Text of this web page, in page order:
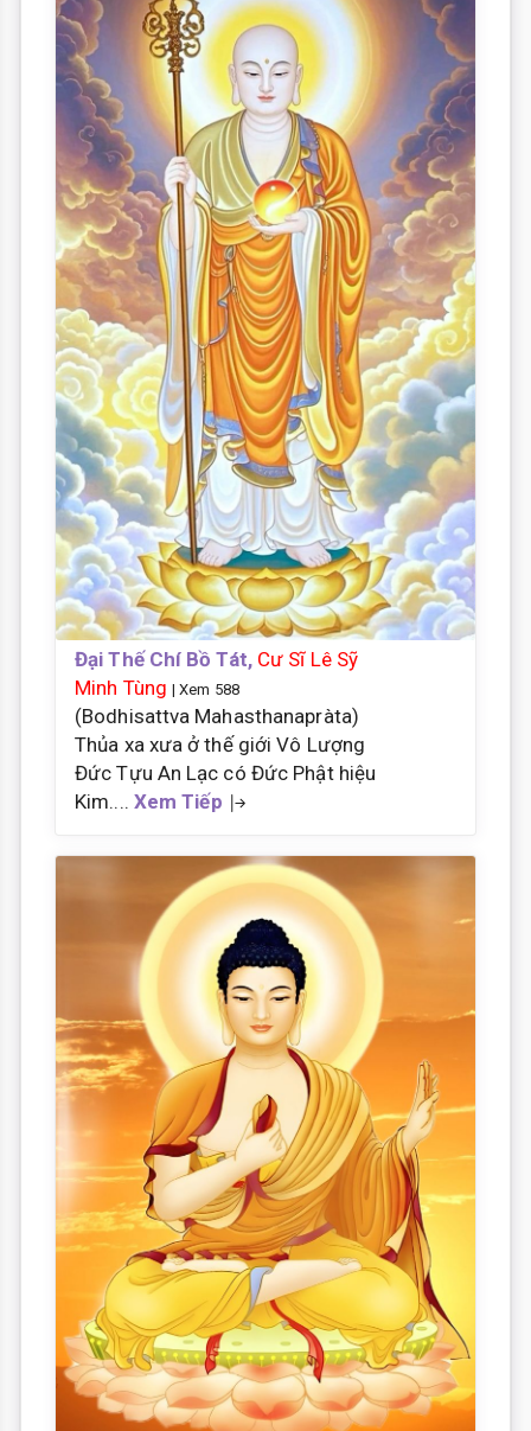
Đại Thế Chí Bồ Tát, Cư Sĩ Lê Sỹ
Minh Tùng | Xem 588
(Bodhisattva Mahasthanapràta)
Thủa xa xưa ở thế giới Vô Lượng
Đức Tựu An Lạc có Đức Phật hiệu
Kim.... Xem Tiếp